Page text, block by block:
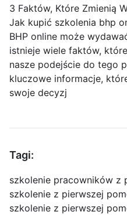
3 Faktów, Które Zmienią
Jak kupić szkolenia bhp
BHP online może
istnieje wiele faktów,
nasze podejście do tego
kluczowe informacje,
swoje decyzj
Tagi:
szkolenie pracowników z
szkolenie z pierwszej
szkolenie z pierwszej